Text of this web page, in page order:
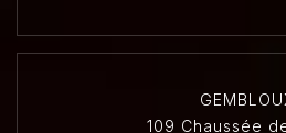
109 Chaussée